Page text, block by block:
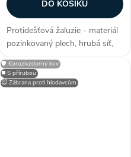
DO KOŠÍKU
Protidešťová žaluzie - materiál
pozinkovaný plech, hrubá síť,
efektivní plocha sef 0,0649 m²,
snadno přizpůsobitelné díky
možnosti lakování RAL, zakryje
◼️ S přírubou
🛡️ Korozivzdorný kov
🐭 Zábrana proti hlodavcům